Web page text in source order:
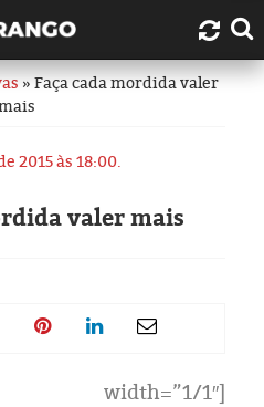
Duarte?
úteis
» Faça cada mordida valer
2015 às 18:00.
valer mais
width=”1/1″]